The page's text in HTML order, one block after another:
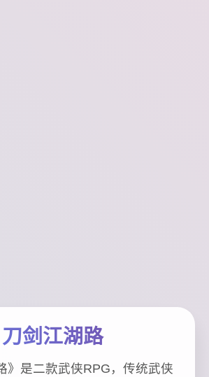
刀剑江湖路
》是二款武侠RPG，传统武侠